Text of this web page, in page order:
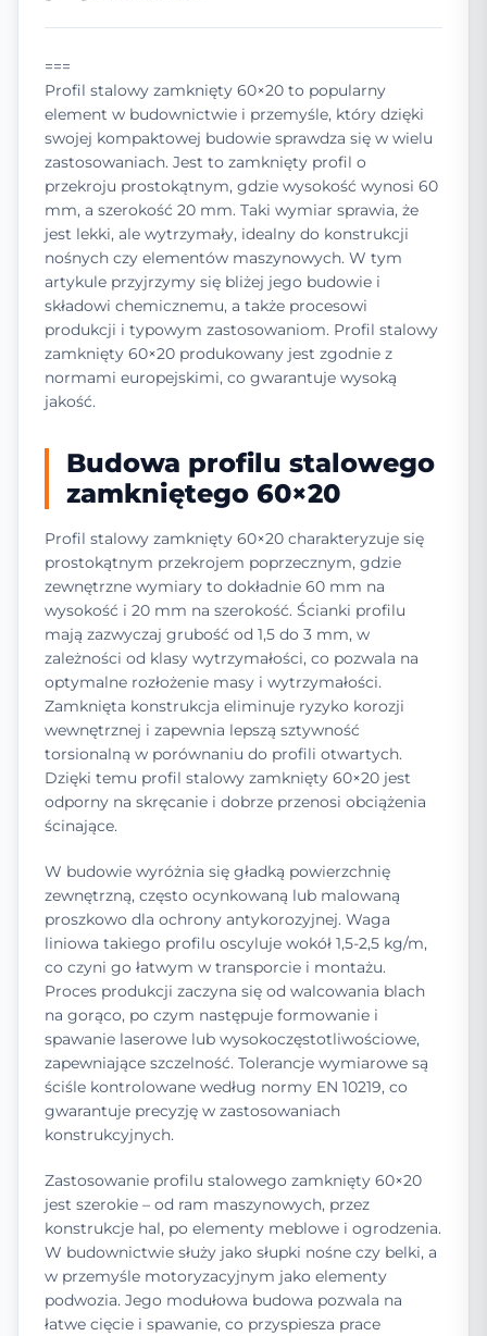
===
Profil stalowy zamknięty 60×20 to popularny
element w budownictwie i przemyśle, który dzięki
swojej kompaktowej budowie sprawdza się w wielu
zastosowaniach. Jest to zamknięty profil o
przekroju prostokątnym, gdzie wysokość wynosi 60
mm, a szerokość 20 mm. Taki wymiar sprawia, że
jest lekki, ale wytrzymały, idealny do konstrukcji
nośnych czy elementów maszynowych. W tym
artykule przyjrzymy się bliżej jego budowie i
składowi chemicznemu, a także procesowi
produkcji i typowym zastosowaniom. Profil stalowy
zamknięty 60×20 produkowany jest zgodnie z
normami europejskimi, co gwarantuje wysoką
jakość.
Budowa profilu stalowego
zamkniętego 60×20
Profil stalowy zamknięty 60×20 charakteryzuje się
prostokątnym przekrojem poprzecznym, gdzie
zewnętrzne wymiary to dokładnie 60 mm na
wysokość i 20 mm na szerokość. Ścianki profilu
mają zazwyczaj grubość od 1,5 do 3 mm, w
zależności od klasy wytrzymałości, co pozwala na
optymalne rozłożenie masy i wytrzymałości.
Zamknięta konstrukcja eliminuje ryzyko korozji
wewnętrznej i zapewnia lepszą sztywność
torsionalną w porównaniu do profili otwartych.
Dzięki temu profil stalowy zamknięty 60×20 jest
odporny na skręcanie i dobrze przenosi obciążenia
ścinające.
W budowie wyróżnia się gładką powierzchnię
zewnętrzną, często ocynkowaną lub malowaną
proszkowo dla ochrony antykorozyjnej. Waga
liniowa takiego profilu oscyluje wokół 1,5-2,5 kg/m,
co czyni go łatwym w transporcie i montażu.
Proces produkcji zaczyna się od walcowania blach
na gorąco, po czym następuje formowanie i
spawanie laserowe lub wysokoczęstotliwościowe,
zapewniające szczelność. Tolerancje wymiarowe są
ściśle kontrolowane według normy EN 10219, co
gwarantuje precyzję w zastosowaniach
konstrukcyjnych.
Zastosowanie profilu stalowego zamknięty 60×20
jest szerokie – od ram maszynowych, przez
konstrukcje hal, po elementy meblowe i ogrodzenia.
W budownictwie służy jako słupki nośne czy belki, a
w przemyśle motoryzacyjnym jako elementy
podwozia. Jego modułowa budowa pozwala na
łatwe cięcie i spawanie, co przyspiesza prace